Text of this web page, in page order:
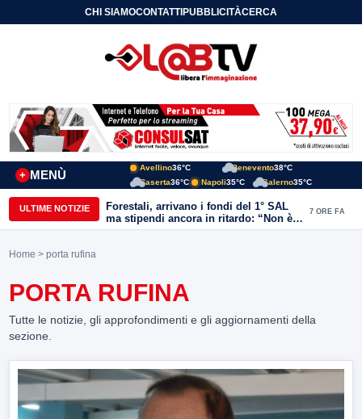
CHI SIAMOCONTATTIPUBBLICITÀCERCA
MENÙ
+
Avellino36°C Benevento38°C
Caserta36°C Napoli35°C Salerno35°C
ULTIME NOTIZIE
Forestali, arrivano i fondi del 1° SAL
ma stipendi ancora in ritardo: “Non è
più sostenibile”
7 ORE FA
Home > porta rufina
PORTA RUFINA
Tutte le notizie, gli approfondimenti e gli aggiornamenti della
sezione.